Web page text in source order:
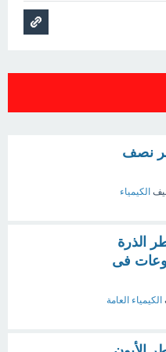
نصف
الكيمياء
الذرة
فى
الكيمياء العامة